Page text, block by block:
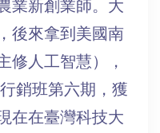
業新創業師。大
後來拿到美國南
修人工智慧），
銷班第六期，獲
在在臺灣科技大